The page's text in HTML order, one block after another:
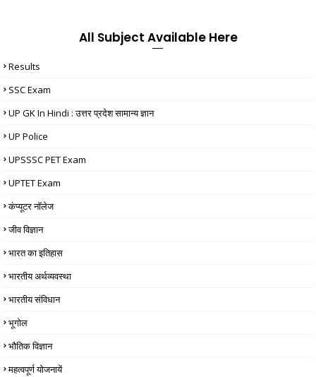
All Subject Available Here
Results
SSC Exam
UP GK In Hindi : उत्तर प्रदेश सामान्य ज्ञान
UP Police
UPSSSC PET Exam
UPTET Exam
कंप्यूटर नॉलेज
जीव विज्ञान
भारत का इतिहास
भारतीय अर्थव्यवस्था
भारतीय संविधान
भूगोल
भौतिक विज्ञान
महत्वपूर्ण योजनायें